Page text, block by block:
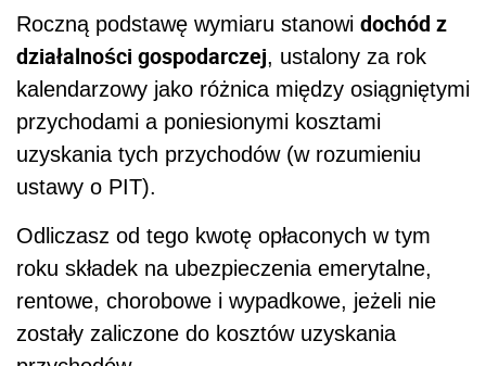
Roczną podstawę wymiaru stanowi dochód z
działalności gospodarczej, ustalony za rok
kalendarzowy jako różnica między osiągniętymi
przychodami a poniesionymi kosztami
uzyskania tych przychodów (w rozumieniu
ustawy o PIT).
Odliczasz od tego kwotę opłaconych w tym
roku składek na ubezpieczenia emerytalne,
rentowe, chorobowe i wypadkowe, jeżeli nie
zostały zaliczone do kosztów uzyskania